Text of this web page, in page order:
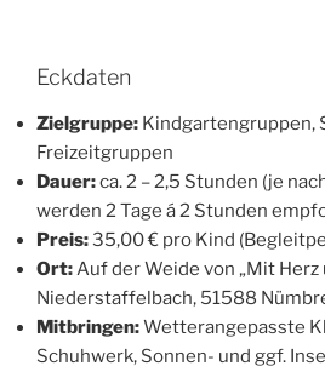
Eckdaten
Zielgruppe: Kindgartengruppen,
Freizeitgruppen
Dauer:ca. 2 – 2,5 Stunden (je
werden 2 Tage á 2 Stunden
Preis:35,00 € pro Kind
Ort:Auf der Weide von „Mit Herz
Niederstaffelbach, 51588
Mitbringen:Wetterangepasste
Schuhwerk, Sonnen- und ggf.